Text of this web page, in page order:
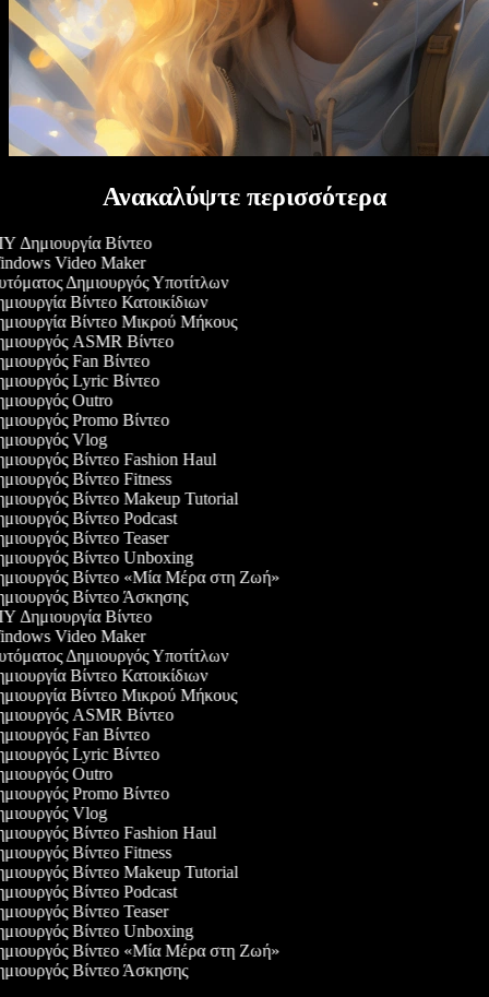
Ανακαλύψτε περισσότερα
Δημιουργία Βίντεο
Video Maker
Δημιουργός Υποτίτλων
Βίντεο Κατοικίδιων
Βίντεο Μικρού Μήκους
ASMR Βίντεο
Fan Βίντεο
Lyric Βίντεο
Outro
Promo Βίντεο
Vlog
Βίντεο Fashion Haul
Βίντεο Fitness
Βίντεο Makeup Tutorial
Βίντεο Podcast
Βίντεο Teaser
Βίντεο Unboxing
Βίντεο «Μία Μέρα στη Ζωή»
Βίντεο Άσκησης
Δημιουργία Βίντεο
Video Maker
Δημιουργός Υποτίτλων
Βίντεο Κατοικίδιων
Βίντεο Μικρού Μήκους
ASMR Βίντεο
Fan Βίντεο
Lyric Βίντεο
Outro
Promo Βίντεο
Vlog
Βίντεο Fashion Haul
Βίντεο Fitness
Βίντεο Makeup Tutorial
Βίντεο Podcast
Βίντεο Teaser
Βίντεο Unboxing
Βίντεο «Μία Μέρα στη Ζωή»
Βίντεο Άσκησης